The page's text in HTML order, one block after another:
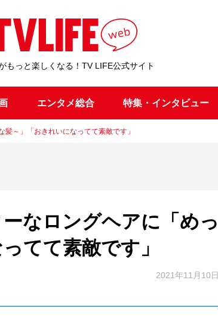
もっと楽しくなる！TV LIFE公式サイト
エンタメ総合 特集・インタビュー
～」「おきれいになってて素敵です」
なロングヘアに「めっ
てて素敵です」
2021年11月10日